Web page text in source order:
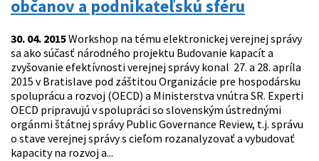
občanov a podnikateľskú sféru
30. 04. 2015Workshop na tému elektronickej verejnej správy
sa ako súčasť národného projektu Budovanie kapacít a
zvyšovanie efektívnosti verejnej správy konal 27. a 28. apríla
2015 v Bratislave pod záštitou Organizácie pre hospodársku
spoluprácu a rozvoj (OECD) a Ministerstva vnútra SR. Experti
OECD pripravujú v spolupráci so slovenským ústrednými
orgánmi štátnej správy Public Governance Review, t.j. správu
o stave verejnej správy s cieľom rozanalyzovať a vybudovať
kapacity na rozvoj a...